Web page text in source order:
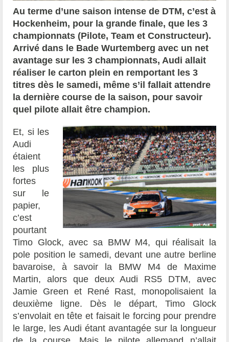
Au terme d’une saison intense de DTM, c’est à
Hockenheim, pour la grande finale, que les 3
championnats (Pilote, Team et Constructeur).
Arrivé dans le Bade Wurtemberg avec un net
avantage sur les 3 championnats, Audi allait
réaliser le carton plein en remportant les 3
titres dès le samedi, même s’il fallait attendre
la dernière course de la saison, pour savoir
quel pilote allait être champion.
Et, si les
Audi
étaient
les plus
fortes
sur le
papier,
c’est
pourtant
Timo Glock, avec sa BMW M4, qui réalisait la
pole position le samedi, devant une autre berline
bavaroise, à savoir la BMW M4 de Maxime
Martin, alors que deux Audi RS5 DTM, avec
Jamie Green et René Rast, monopolisaient la
deuxième ligne. Dès le départ, Timo Glock
s’envolait en tête et faisait le forcing pour prendre
le large, les Audi étant avantagée sur la longueur